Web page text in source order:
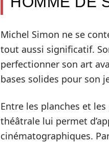
Michel Simon ne se
tout aussi significatif.
perfectionner son art
bases solides pour son
Entre les planches et
théâtrale lui permet
cinématographiques.